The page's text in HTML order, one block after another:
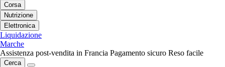
Corsa
Nutrizione
Elettronica
Liquidazione
Marche
Assistenza post-vendita in Francia Pagamento sicuro Reso facile
Cerca